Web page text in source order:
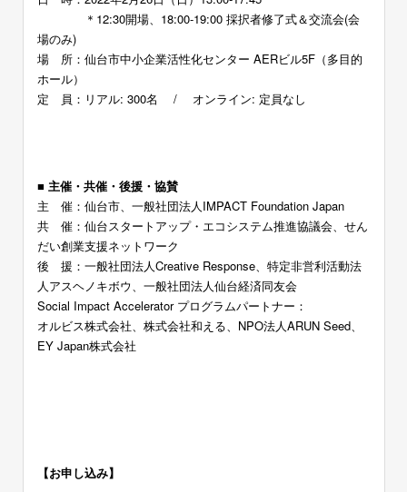
＊12:30開場、18:00-19:00 採択者修了式＆交流会(会
場のみ)
場 所：仙台市中小企業活性化センター AERビル5F（多目的
ホール）
定 員：リアル: 300名 / オンライン: 定員なし
■ 主催・共催・後援・協賛
主 催：仙台市、一般社団法人IMPACT Foundation Japan
共 催：仙台スタートアップ・エコシステム推進協議会、せん
だい創業支援ネットワーク
後 援：一般社団法人Creative Response、特定非営利活動法
人アスヘノキボウ、一般社団法人仙台経済同友会
Social Impact Accelerator プログラムパートナー：
オルビス株式会社、株式会社和える、NPO法人ARUN Seed、
EY Japan株式会社
【お申し込み】